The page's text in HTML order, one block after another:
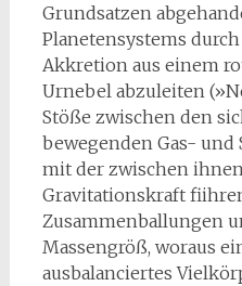
Grundsatzen
Planetensystems
Akkretion aus einem
Urnebel abzuleiten
Stöße zwischen den
bewegenden Gas-
mit der zwischen
Gravitationskraft
Zusammenballungen
Massengröß, woraus
ausbalanciertes